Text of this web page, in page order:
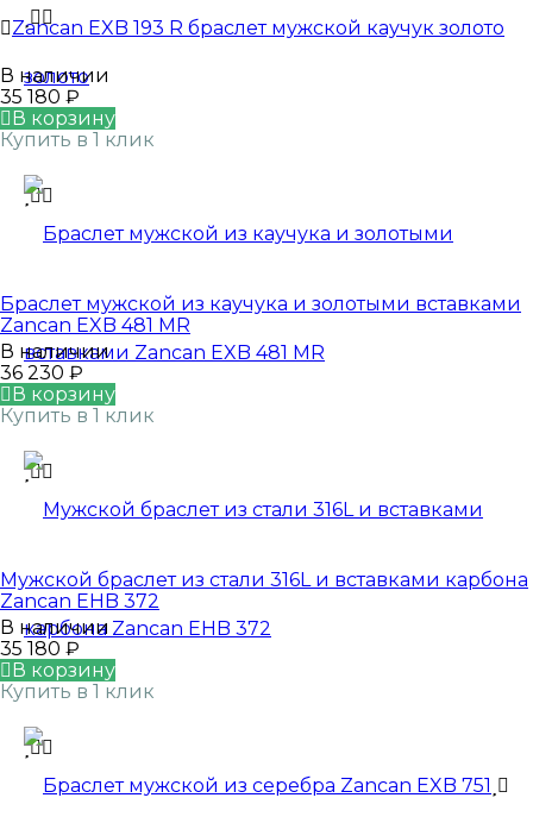
Zancan EXB 193 R браслет мужской каучук золото
В наличии
35 180 ₽
В корзину
Купить в 1 клик
Браслет мужской из каучука и золотыми вставками
Zancan EXB 481 MR
В наличии
36 230 ₽
В корзину
Купить в 1 клик
Мужской браслет из стали 316L и вставками карбона
Zancan EHB 372
В наличии
35 180 ₽
В корзину
Купить в 1 клик